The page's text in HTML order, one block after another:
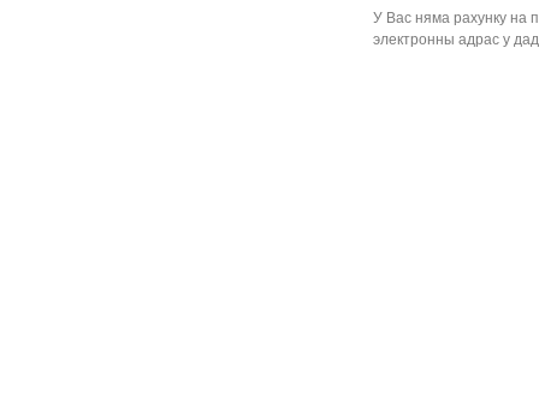
У Вас няма рахунку на
электронны адрас у